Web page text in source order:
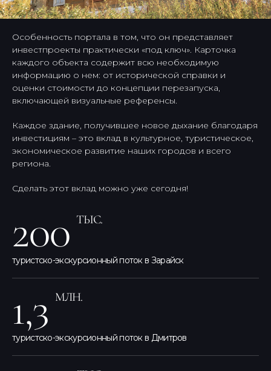
Особенность портала в том, что он представляет
инвестпроекты практически «под ключ». Карточка
каждого объекта содержит всю необходимую
информацию о нем: от исторической справки и
оценки стоимости до концепции перезапуска,
включающей визуальные референсы.
Каждое здание, получившее новое дыхание благодаря
инвестициям – это вклад в культурное, туристическое,
экономическое развитие наших городов и всего
региона.
Сделать этот вклад можно уже сегодня!
200 ТЫС.
туристско-экскурсионный поток в Зарайск
1,3 МЛН.
туристско-экскурсионный поток в Дмитров